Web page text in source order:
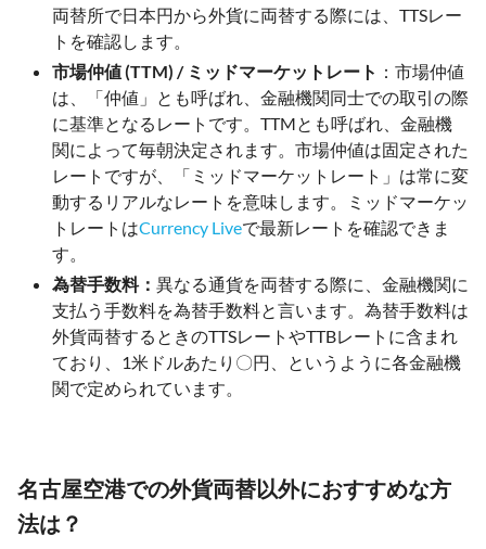
両替所で日本円から外貨に両替する際には、TTSレー
トを確認します。
市場仲値 (TTM) / ミッドマーケットレート ：市場仲値
は、「仲値」とも呼ばれ、金融機関同士での取引の際
に基準となるレートです。TTMとも呼ばれ、金融機
関によって毎朝決定されます。市場仲値は固定された
レートですが、「ミッドマーケットレート」は常に変
動するリアルなレートを意味します。ミッドマーケッ
トレートはCurrency Liveで最新レートを確認できま
す。
為替手数料： 異なる通貨を両替する際に、金融機関に
支払う手数料を為替手数料と言います。為替手数料は
外貨両替するときのTTSレートやTTBレートに含まれ
ており、1米ドルあたり〇円、というように各金融機
関で定められています。
名古屋空港での外貨両替以外におすすめな方
法は？